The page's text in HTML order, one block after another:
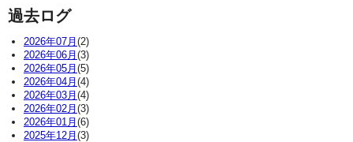
過去ログ
2026年07月(2)
2026年06月(3)
2026年05月(5)
2026年04月(4)
2026年03月(4)
2026年02月(3)
2026年01月(6)
2025年12月(3)